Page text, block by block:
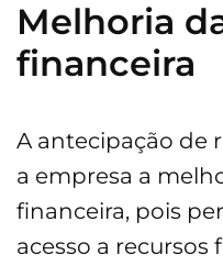
Melhoria
financeira
A antecipação de
a empresa a
financeira, pois
acesso a recursos